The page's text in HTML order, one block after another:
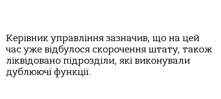
Керівник управління зазначив, що на цей
час уже відбулося скорочення штату, також
ліквідовано підрозділи, які виконували
дублюючі функції.